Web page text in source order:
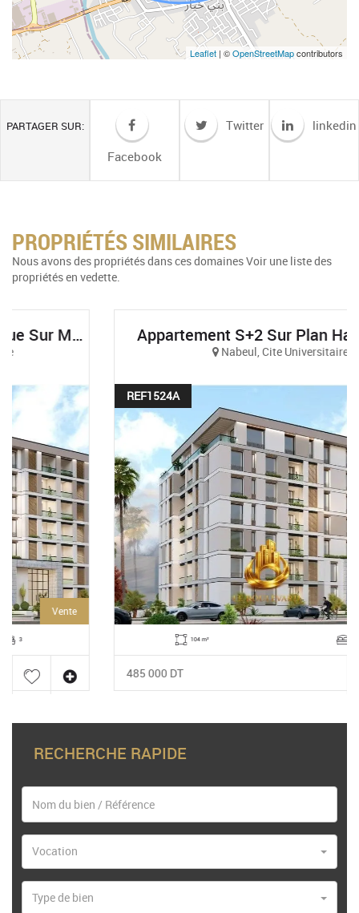
Leaflet | ©OpenStreetMapcontributors
PARTAGER SUR:
Facebook
Twitter linkedin
PROPRIÉTÉS SIMILAIRES
Nous avons des propriétés dans ces domaines Voir une liste des
propriétés en vedette.
Appartement S+2 Sur Plan Haut Standing Et Vue Sur Mer À AFH Mrezga, Cité El Wafa, Nabeul
Nabeul, Cite Universitaire
REF1524A
Vente
485 000 DT
RECHERCHE RAPIDE
Vocation
Type de bien